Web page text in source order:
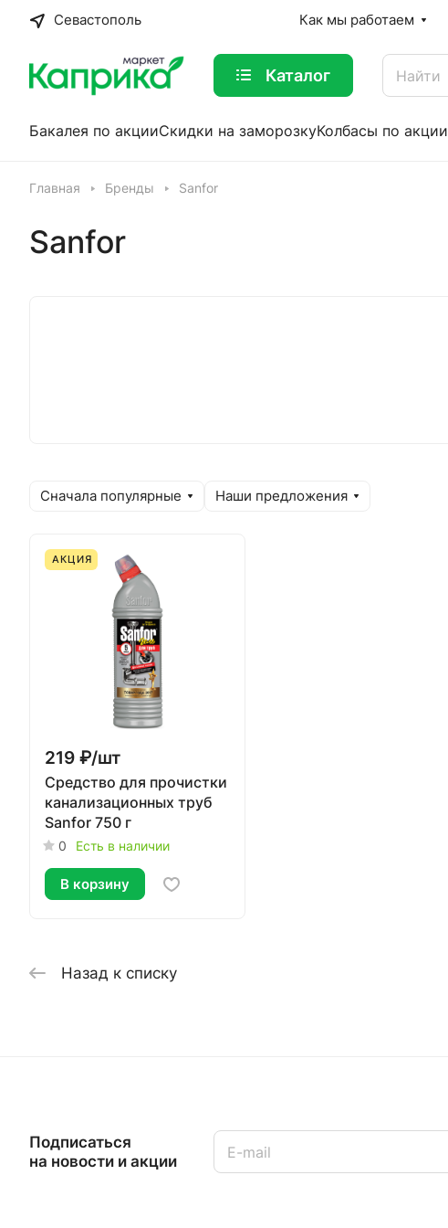
Севастополь Как мы работаем
Каталог
Бакалея по акцииСкидки на заморозкуКолбасы по акции
Главная Бренды Sanfor
Sanfor
Сначала популярные Наши предложения
АКЦИЯ
219 ₽/шт
Средство для прочистки
канализационных труб
Sanfor 750 г
0 Есть в наличии
В корзину
Назад к списку
Подписаться
на новости и акции